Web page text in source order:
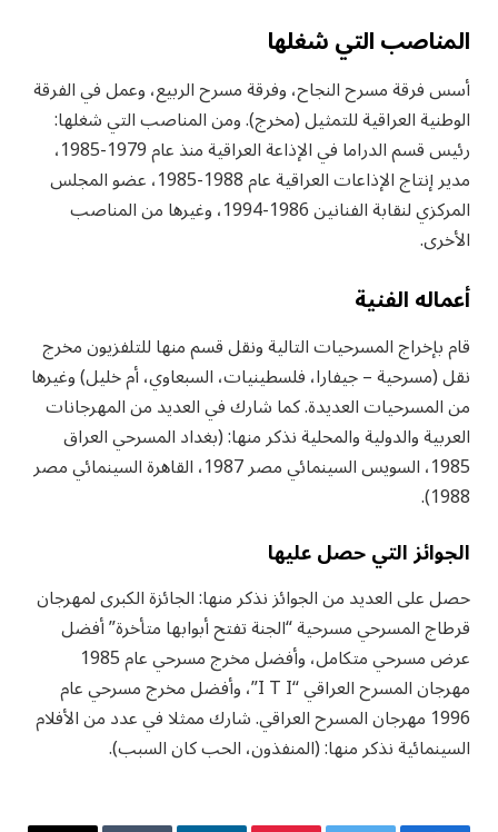
المناصب التي شغلها
أسس فرقة مسرح النجاح، وفرقة مسرح الربيع، وعمل في الفرقة
الوطنية العراقية للتمثيل (مخرج). ومن المناصب التي شغلها:
رئيس قسم الدراما في الإذاعة العراقية منذ عام 1979-1985،
مدير إنتاج الإذاعات العراقية عام 1988-1985، عضو المجلس
المركزي لنقابة الفنانين 1986-1994، وغيرها من المناصب
الأخرى.
أعماله الفنية
قام بإخراج المسرحيات التالية ونقل قسم منها للتلفزيون مخرج
نقل (مسرحية – جيفارا، فلسطينيات، السبعاوي، أم خليل) وغيرها
من المسرحيات العديدة. كما شارك في العديد من المهرجانات
العربية والدولية والمحلية نذكر منها: (بغداد المسرحي العراق
1985، السويس السينمائي مصر 1987، القاهرة السينمائي مصر
1988).
الجوائز التي حصل عليها
حصل على العديد من الجوائز نذكر منها: الجائزة الكبرى لمهرجان
قرطاج المسرحي مسرحية “الجنة تفتح أبوابها متأخرة” أفضل
عرض مسرحي متكامل، وأفضل مخرج مسرحي عام 1985
مهرجان المسرح العراقي “I T I”، وأفضل مخرج مسرحي عام
1996 مهرجان المسرح العراقي. شارك ممثلا في عدد من الأفلام
السينمائية نذكر منها: (المنفذون، الحب كان السبب).